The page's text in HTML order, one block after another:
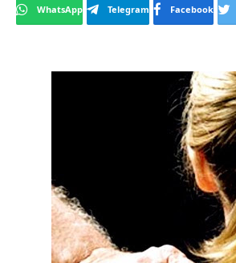
WhatsApp Telegram Facebook